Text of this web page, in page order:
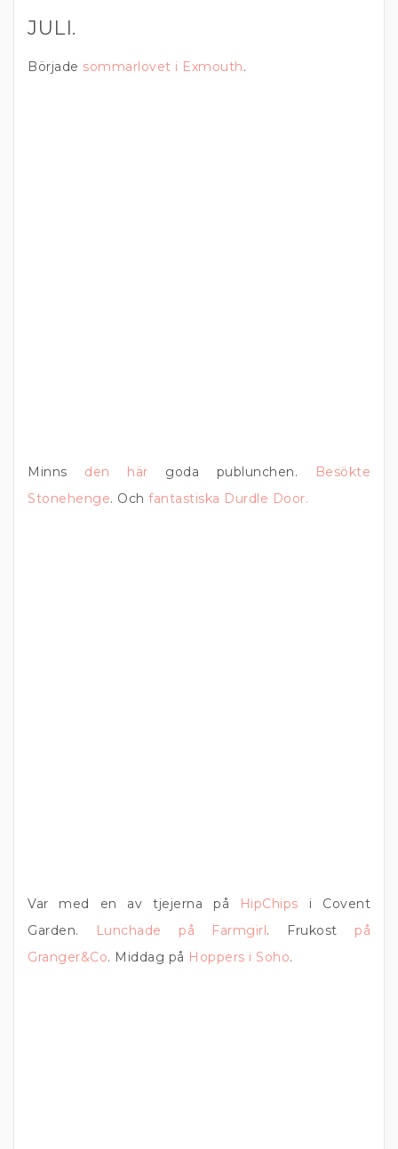
JULI.
Började sommarlovet i Exmouth.
Minns den här goda publunchen.
Besökte
Stonehenge. Och fantastiska Durdle Door.
Var med en av tjejerna på HipChips i Covent
Garden.
Lunchade på Farmgirl. Frukost på
Granger&Co. Middag på Hoppers i Soho.